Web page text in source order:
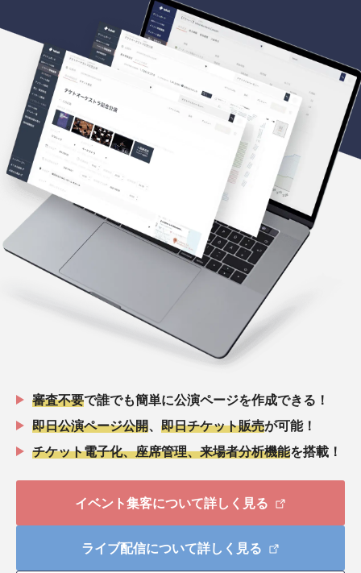
審査不要で誰でも簡単に公演ページを作成できる！
即日公演ページ公開
即日チケット販売が可能！
チケット電子化、座席管理、来場者分析機能を搭載！
イベント集客について詳しく見る
ライブ配信について詳しく見る